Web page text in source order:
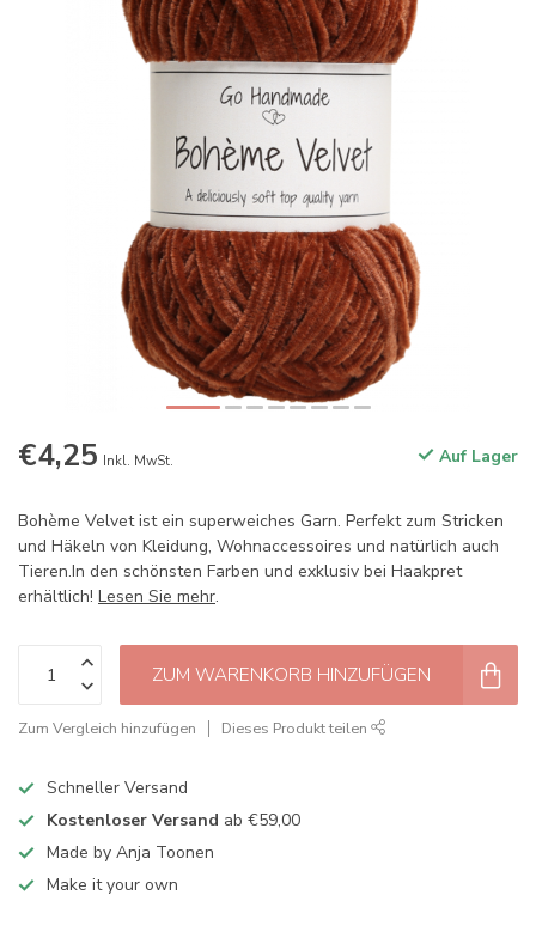
€4,25 Inkl. MwSt. Auf Lager
Bohème Velvet ist ein superweiches Garn. Perfekt zum Stricken
und Häkeln von Kleidung, Wohnaccessoires und natürlich auch
Tieren.In den schönsten Farben und exklusiv bei Haakpret
erhältlich! Lesen Sie mehr.
ZUM WARENKORB HINZUFÜGEN
Zum Vergleich hinzufügen Dieses Produkt teilen
Schneller Versand
Kostenloser Versand ab €59,00
Made by Anja Toonen
Make it your own